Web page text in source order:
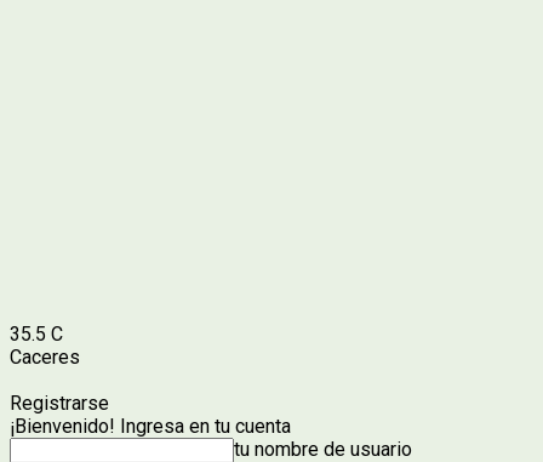
35.5 C
Caceres
Registrarse
¡Bienvenido! Ingresa en tu cuenta
tu nombre de usuario